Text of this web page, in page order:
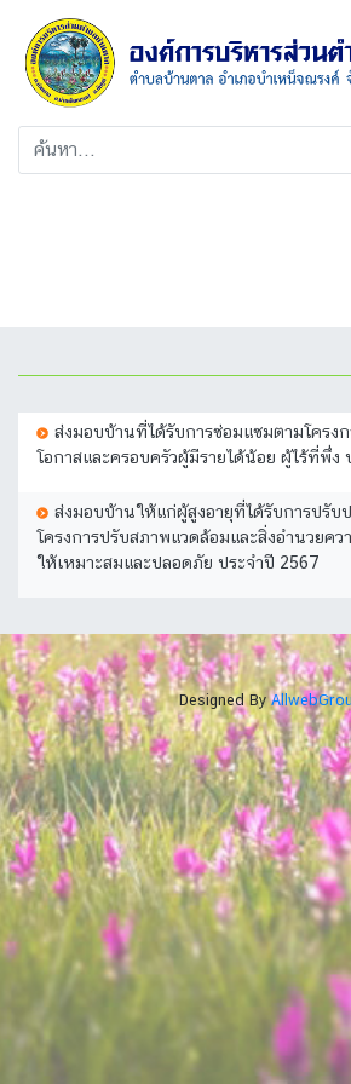
ส่งมอบบ้านที่ได้รับการซ่อมแซมตามโครง
โอกาสและครอบครัวผู้มีรายได้น้อย ผู้ไร้ที่พึ่ง
ส่งมอบบ้านให้แก่ผู้สูงอายุที่ได้รับการปรับ
โครงการปรับสภาพแวดล้อมและสิ่งอำนวยคว
ให้เหมาะสมและปลอดภัย ประจำปี 2567
Designed By